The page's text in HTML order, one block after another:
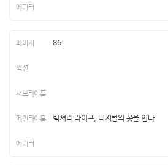
86
럭셔리 라이프, 디지털의 옷을 입다